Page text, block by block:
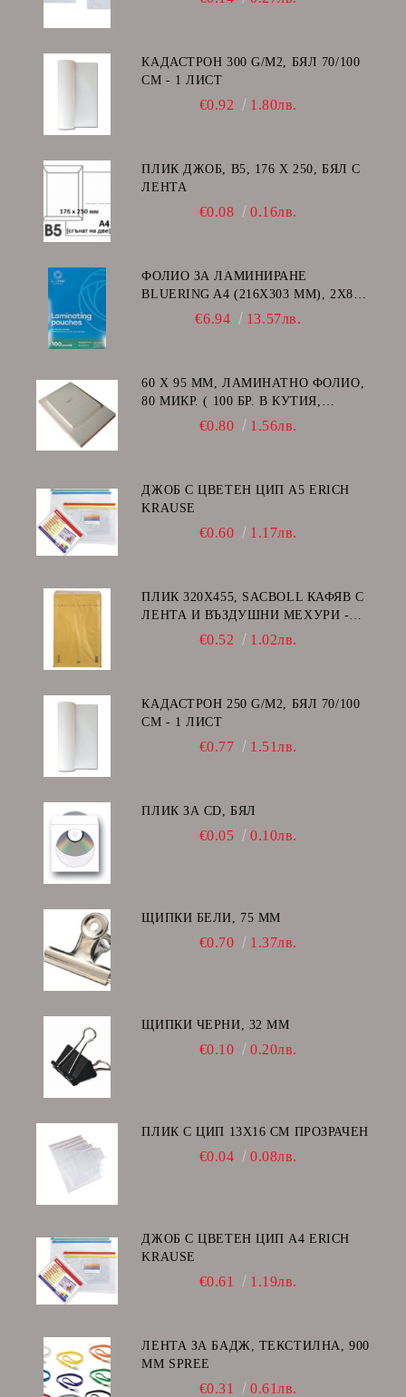
КАДАСТРОН 300 G/M2, БЯЛ 70/100
СМ - 1 ЛИСТ
€0.92 1.80лв.
ПЛИК ДЖОБ, В5, 176 Х 250, БЯЛ С
ЛЕНТА
€0.08 0.16лв.
ФОЛИО ЗА ЛАМИНИРАНЕ
BLUERING A4 (216X303 MM), 2X80
МИКРОНА 100 БР.
€6.94 13.57лв.
60 Х 95 ММ, ЛАМИНАТНО ФОЛИО,
80 МИКР. ( 100 БР. В КУТИЯ,
€0.80 1.56лв.
ДЖОБ С ЦВЕТЕН ЦИП A5 ERICH
KRAUSE
€0.60 1.17лв.
ПЛИК 320Х455, SACBOLL КАФЯВ С
ЛЕНТА И ВЪЗДУШНИ МЕХУРИ -
€0.52 1.02лв.
КАДАСТРОН 250 G/M2, БЯЛ 70/100
СМ - 1 ЛИСТ
€0.77 1.51лв.
ПЛИК ЗА CD, БЯЛ
€0.05 0.10лв.
ЩИПКИ БЕЛИ, 75 ММ
€0.70 1.37лв.
ЩИПКИ ЧЕРНИ, 32 ММ
€0.10 0.20лв.
ПЛИК С ЦИП 13X16 CM ПРОЗРАЧЕН
€0.04 0.08лв.
ДЖОБ С ЦВЕТЕН ЦИП А4 ERICH
KRAUSE
€0.61 1.19лв.
ЛЕНТА ЗА БАДЖ, ТЕКСТИЛНА, 900
ММ SPREE
€0.31 0.61лв.